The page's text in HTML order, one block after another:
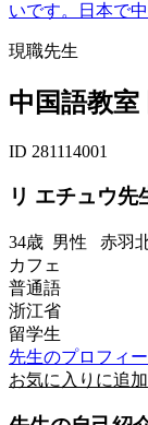
いです。日本で
現職先生
中国語教室
ID 281114001
リ エチュウ先
34歳 男性 赤羽
カフェ
普通語
浙江省
留学生
先生のプロフィ
お気に入りに追加